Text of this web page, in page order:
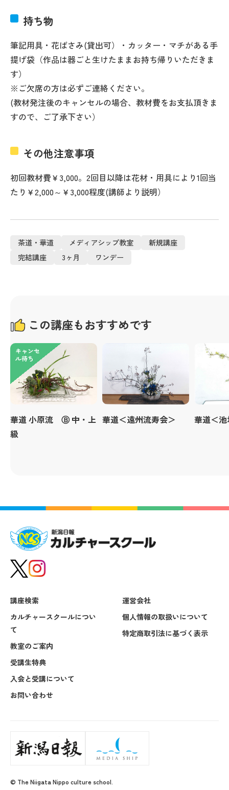
持ち物
筆記用具・花ばさみ(貸出可）・カッター・マチがある手
提げ袋（作品は器ごと生けたままお持ち帰りいただきま
す）
※ご欠席の方は必ずご連絡ください。
(教材発注後のキャンセルの場合、教材費をお支払頂きま
すので、ご了承下さい）
その他注意事項
初回教材費￥3,000。2回目以降は花材・用具により1回当
たり￥2,000～￥3,000程度(講師より説明）
茶道・華道 メディアシップ教室
新規講座
完結講座
3ヶ月 ワンデー
この講座もおすすめです
キャンセ
ル待ち
華道 小原流 Ⓑ 中・上
級
華道＜遠州流寿会＞ 華道＜
講座検索
カルチャースクールについ
て
教室のご案内
受講生特典
入会と受講について
お問い合わせ
運営会社
個人情報の取扱いについて
特定商取引法に基づく表示
© The Niigata Nippo culture school.